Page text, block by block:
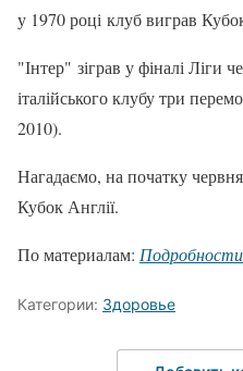
у 1970 році клуб виграв
"Інтер" зіграв у фіналі Ліги
італійського клубу три
2010).
Нагадаємо, на початку
Кубок Англії.
По материалам: Подробности
Категории: Здоровье